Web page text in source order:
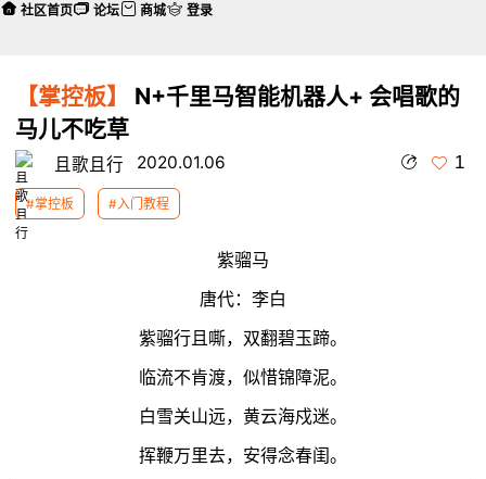
【掌控板】
N+千里马智能机器人+ 会唱歌的
马儿不吃草
且歌且行 2020.01.06 1
#掌控板 #入门教程
紫骝马
唐代：李白
紫骝行且嘶，双翻碧玉蹄。
临流不肯渡，似惜锦障泥。
白雪关山远，黄云海戍迷。
挥鞭万里去，安得念春闺。
社区首页 论坛 商城 登录